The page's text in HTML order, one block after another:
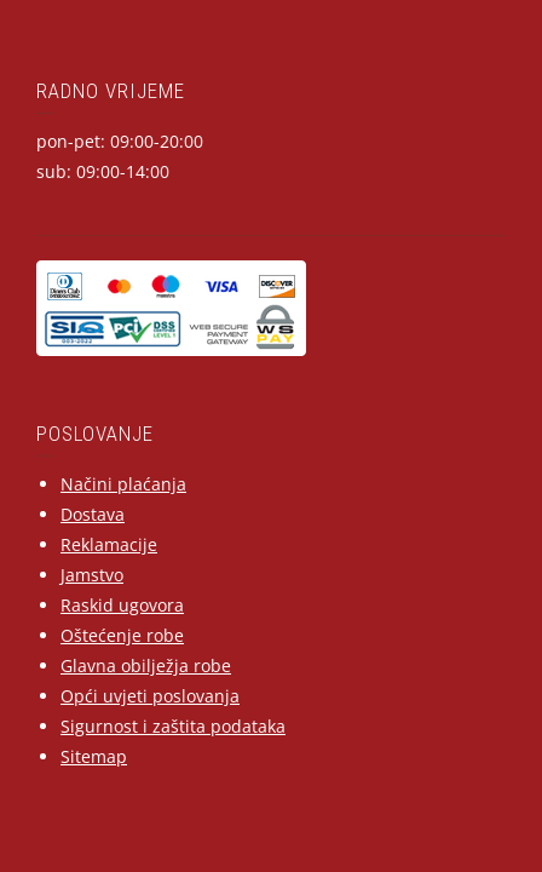
RADNO VRIJEME
pon-pet: 09:00-20:00
sub: 09:00-14:00
POSLOVANJE
Načini plaćanja
Dostava
Reklamacije
Jamstvo
Raskid ugovora
Oštećenje robe
Glavna obilježja robe
Opći uvjeti poslovanja
Sigurnost i zaštita podataka
Sitemap